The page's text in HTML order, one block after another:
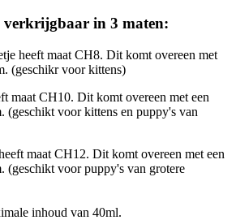
verkrijgbaar in 3 maten:
heeft maat CH8. Dit komt overeen met
(geschikr voor kittens)
maat CH10. Dit komt overeen met een
(geschikt voor kittens en puppy's van
maat CH12. Dit komt overeen met een
(geschikt voor puppy's van grotere
inhoud van 40ml.